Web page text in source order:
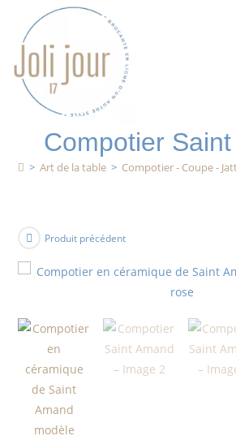
Compotier
> Art de la table > Compotier - Coupe -
Produit précédent